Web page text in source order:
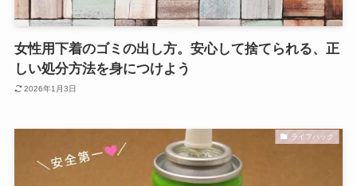
女性用下着のゴミの出し方。安心して捨てられる、正
しい処分方法を身につけよう
2026年1月3日
ライフハック